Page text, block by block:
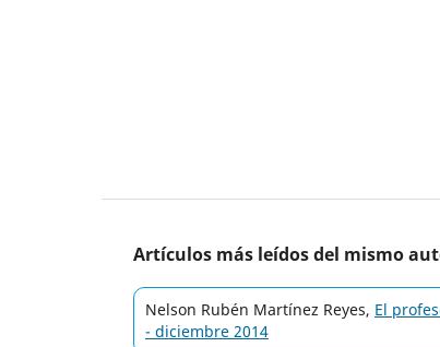
Artículos más leídos del mismo
Nelson Rubén Martínez Reyes, El
- diciembre 2014